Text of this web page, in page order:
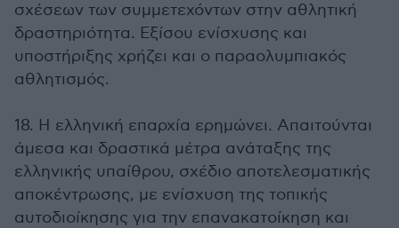
σχέσεων των συμμετεχόντων στην αθλητική
δραστηριότητα. Εξίσου ενίσχυσης και
υποστήριξης χρήζει και ο παραολυμπιακός
αθλητισμός.
18. Η ελληνική επαρχία ερημώνει. Απαιτούνται
άμεσα και δραστικά μέτρα ανάταξης της
ελληνικής υπαίθρου, σχέδιο αποτελεσματικής
αποκέντρωσης, με ενίσχυση της τοπικής
αυτοδιοίκησης για την επανακατοίκηση και